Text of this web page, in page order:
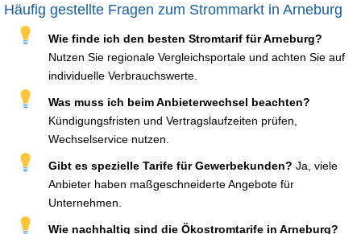
Häufig gestellte Fragen zum Strommarkt in Arneburg
Wie finde ich den besten Stromtarif für Arneburg?
Nutzen Sie regionale Vergleichsportale und achten Sie auf
individuelle Verbrauchswerte.
Was muss ich beim Anbieterwechsel beachten?
Kündigungsfristen und Vertragslaufzeiten prüfen,
Wechselservice nutzen.
Gibt es spezielle Tarife für Gewerbekunden? Ja, viele
Anbieter haben maßgeschneiderte Angebote für
Unternehmen.
Wie nachhaltig sind die Ökostromtarife in Arneburg?